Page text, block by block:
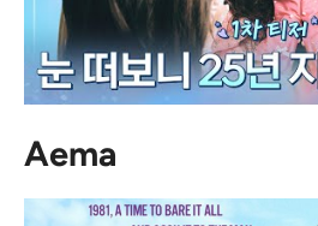
Aema